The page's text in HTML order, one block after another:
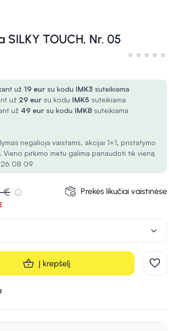
SILKY TOUCH, Nr. 05
Įvertinimas
už 19 eur su kodu IMK3 suteikiama
už 29 eur su kodu IMK5 suteikiama
už 49 eur su kodu IMK8 suteikiama
negalioja vaistams, akcijai 1+1, pristatymo
Vieno pirkimo metu galima panaudoti tik vieną
08 09
€ Prekės likučiai vaistinėse
Į krepšelį